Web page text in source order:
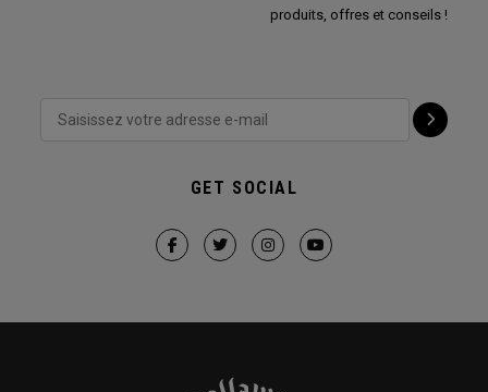
produits, offres et conseils !
GET SOCIAL